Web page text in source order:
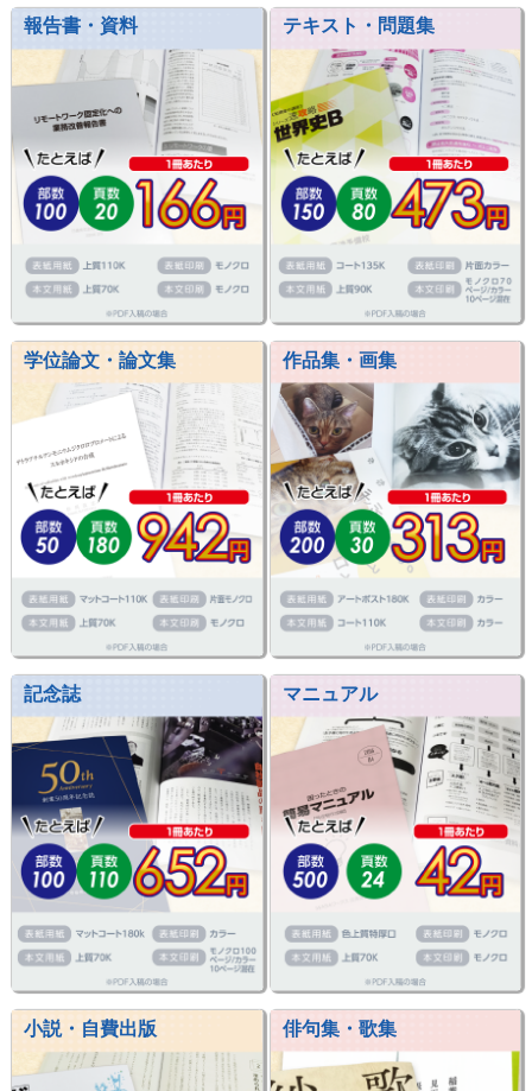
報告書・資料 テキスト・問題集
学位論文・論文集 作品集・画集
記念誌 マニュアル
小説・自費出版 俳句集・歌集